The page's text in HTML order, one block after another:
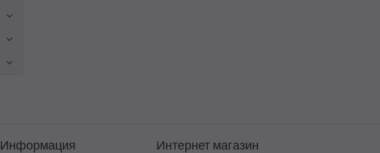
Информация Интернет магазин